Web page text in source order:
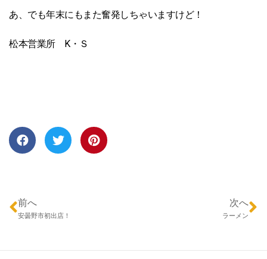
あ、でも年末にもまた奮発しちゃいますけど！
松本営業所 K・Ｓ
前へ
安曇野市初出店！
次へ
ラーメン